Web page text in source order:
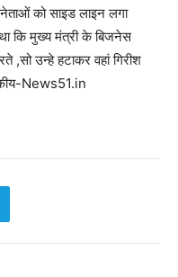
को साइड लाइन लगा
कि मुख्य मंत्री के बिजनेस
,सो उन्हे हटाकर वहां गिरीश
News51.in